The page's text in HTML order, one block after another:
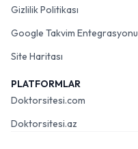
Gizlilik Politikası
Google Takvim Entegrasyonu
Site Haritası
PLATFORMLAR
Doktorsitesi.com
Doktorsitesi.az